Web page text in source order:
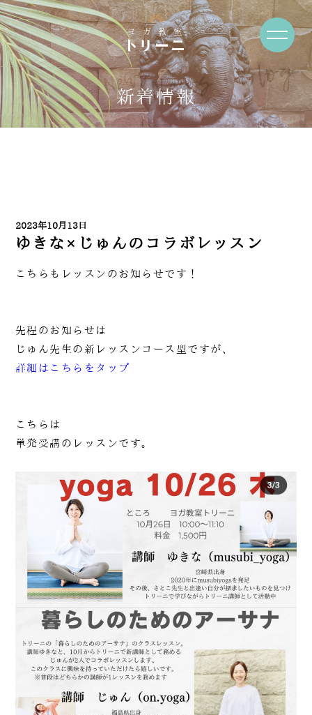
新着情報
News・Blog
2023年10月13日
ゆきな×じゅんのコラボレッスン
こちらもレッスンのお知らせです！
先程のお知らせは
じゅん先生の新レッスンコース型ですが、
詳細はこちらをタップ
こちらは
単発受講のレッスンです。